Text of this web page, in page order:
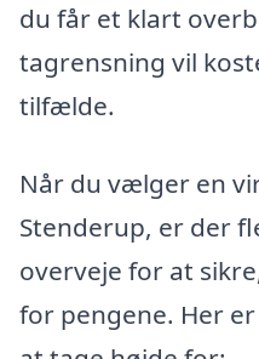
du får et klart
tagrensning vil
tilfælde.
Når du vælger en
Stenderup, er der
overveje for at
for pengene. Her